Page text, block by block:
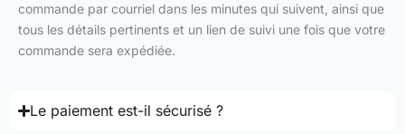
commande par courriel dans les minutes qui suivent, ainsi que
tous les détails pertinents et un lien de suivi une fois que votre
commande sera expédiée.
Le paiement est-il sécurisé ?